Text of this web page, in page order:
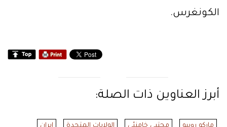
الكونغرس.
أبرز العناوين ذات الصلة: